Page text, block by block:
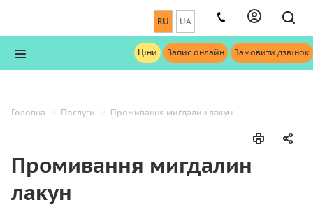
RU UA
Ціни Запис онлайн Замовити дзвінок
Головна Послуги Промивання мигдалин лакун
Промивання мигдалин
лакун